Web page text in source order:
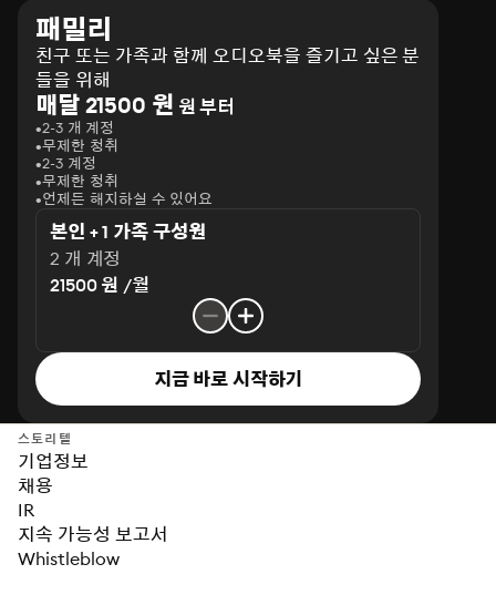
패밀리
친구 또는 가족과 함께 오디오북을 즐기고 싶은 분
들을 위해
매달 21500 원 원 부터
2-3 개 계정
무제한 청취
2-3 계정
무제한 청취
언제든 해지하실 수 있어요
본인 + 1 가족 구성원
2 개 계정
21500 원 /월
지금 바로 시작하기
스토리텔
기업정보
채용
IR
지속 가능성 보고서
Whistleblow